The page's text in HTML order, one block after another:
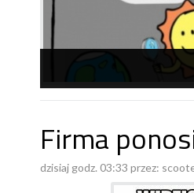
Firma
dzisiaj godz. 03:33 przez: